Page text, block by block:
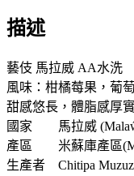
描述
藝伎 馬拉威 AA水洗
風味：柑橘莓果，葡
甜感悠長，體脂感厚
國家 馬拉威
產區 米蘇庫產區
生產者 Chitipa